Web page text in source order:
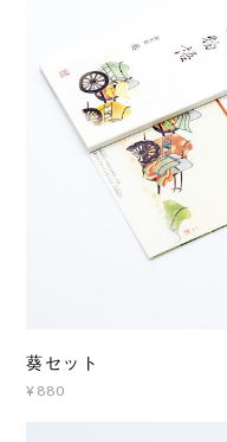
葵セット
¥880